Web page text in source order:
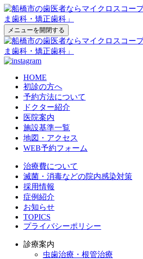
メニューを開閉する
HOME
初診の方へ
予約方法について
ドクター紹介
医院案内
施設基準一覧
地図・アクセス
WEB予約フォーム
治療費について
滅菌・消毒などの院内感染対策
採用情報
症例紹介
お知らせ
TOPICS
プライバシーポリシー
診療案内
虫歯治療・根管治療